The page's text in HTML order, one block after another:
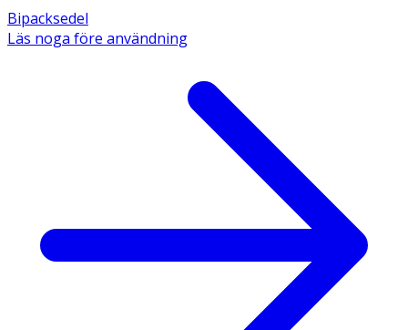
Bipacksedel
Läs noga före användning